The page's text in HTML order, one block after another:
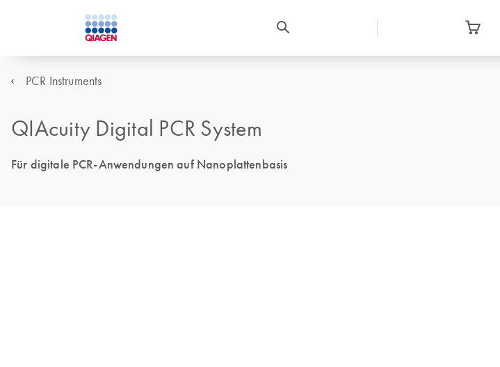
PCR Instruments
QIAcuity Digital PCR System
Für digitale PCR-Anwendungen auf Nanoplattenbasis